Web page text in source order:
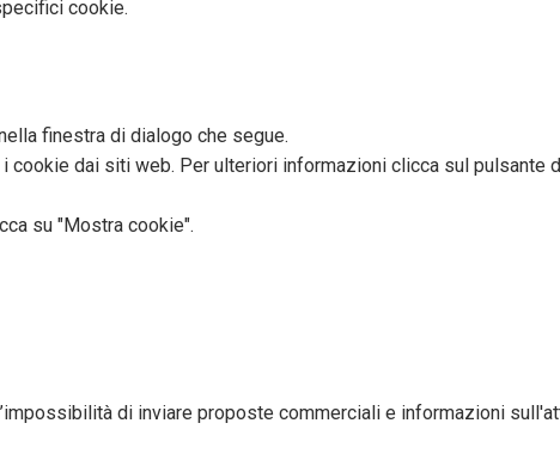
cookie.
finestra di dialogo che segue.
dai siti web. Per ulteriori informazioni clicca sul pulsante
su "Mostra cookie".
di inviare proposte commerciali e informazioni